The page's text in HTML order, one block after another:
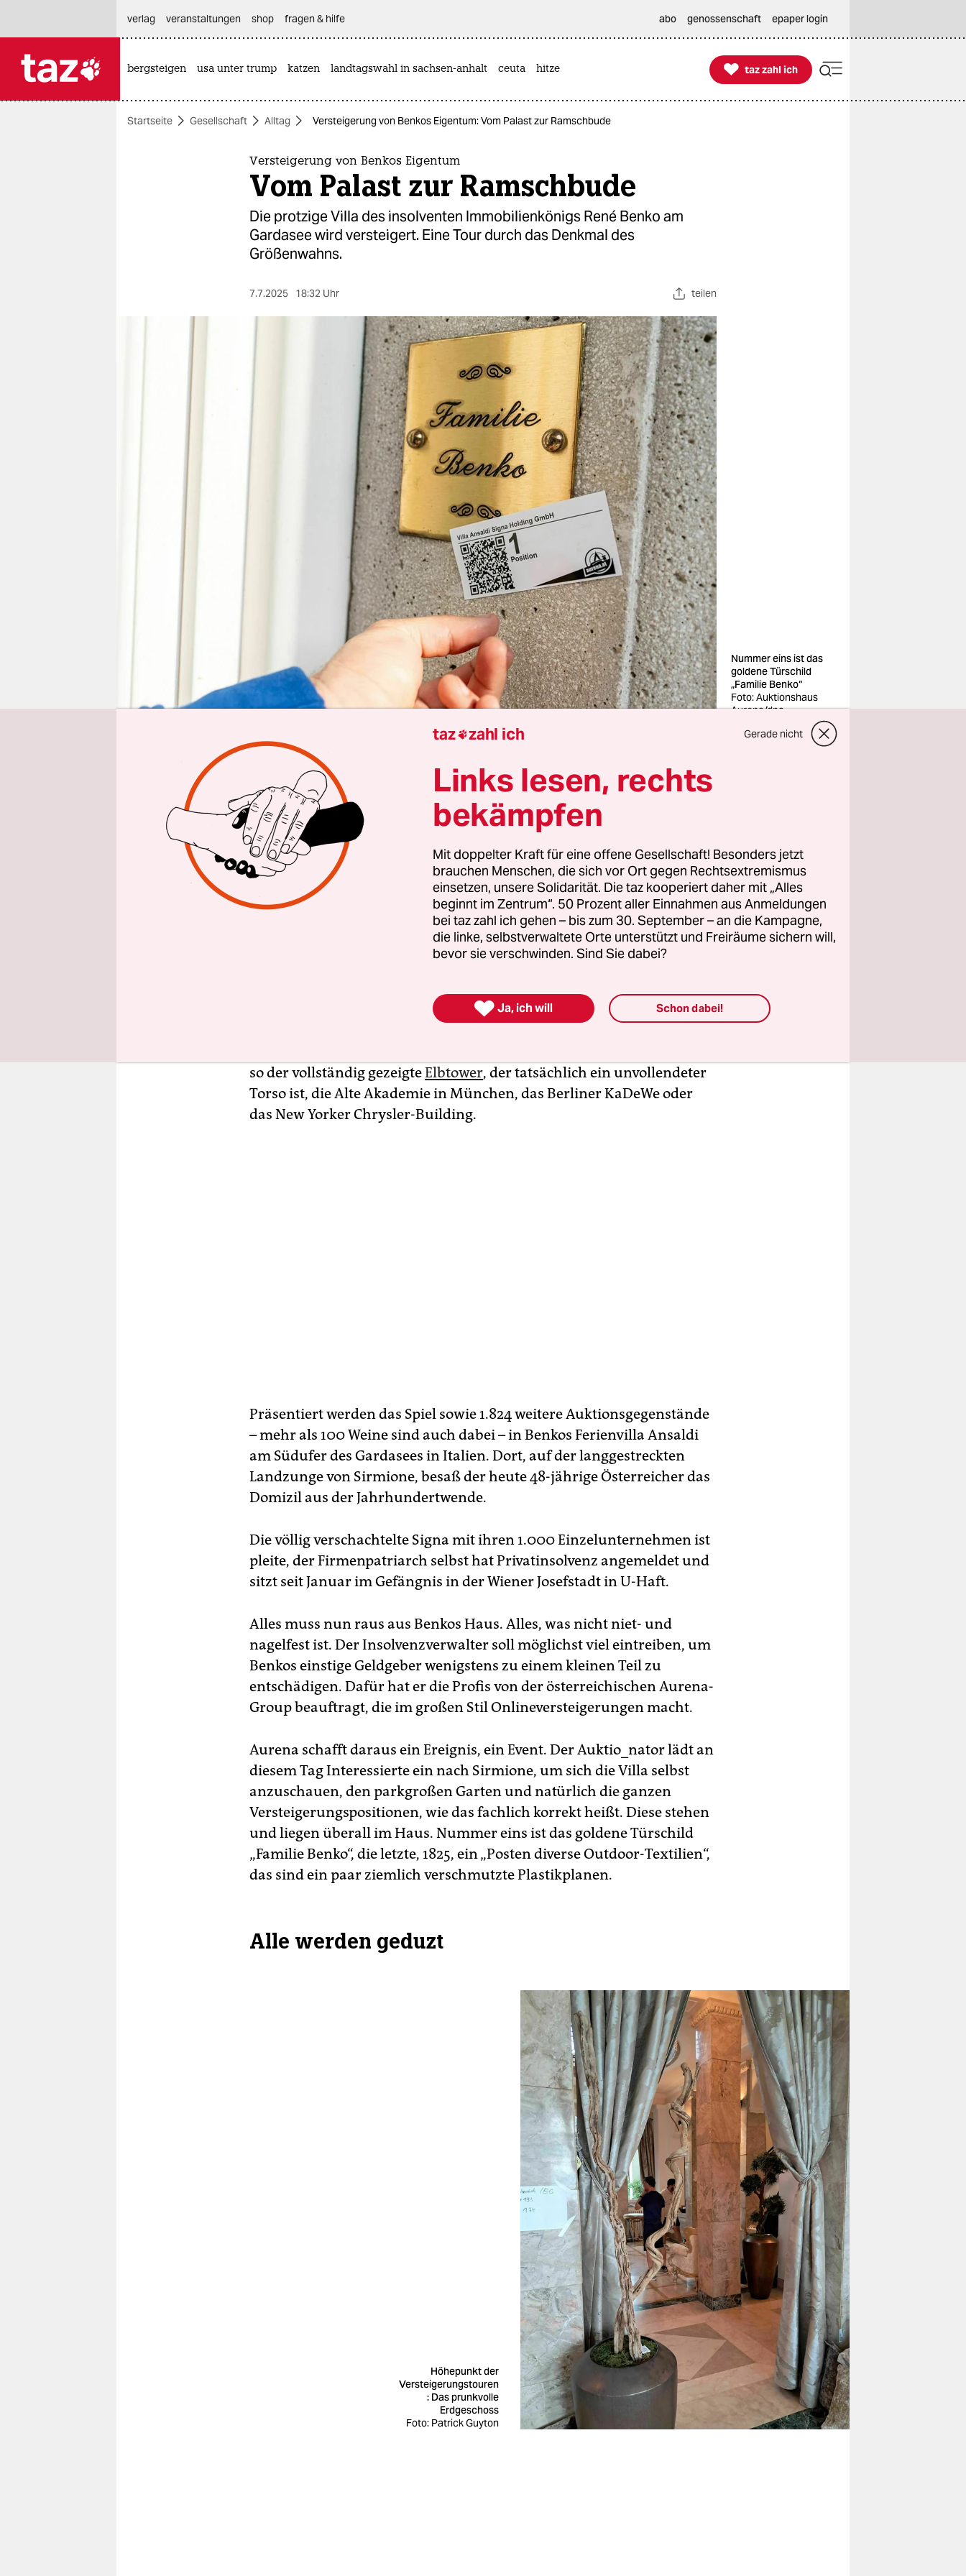
themen
verlag
veranstaltungen shop fragen & hilfe abo genossenschaft epaper login
bergsteigen usa unter trump katzen landtagswahl in sachsen-anhalt ceuta hitze 
taz zahl ich
taz zahl ich
Startseite Gesellschaft Alltag Versteigerung von Benkos Eigentum: Vom Palast zur Ramschbude
Versteigerung von Benkos Eigentum
Vom Palast zur Ramschbude
Die protzige Villa des insolventen Immobilienkönigs René Benko am
Gardasee wird versteigert. Eine Tour durch das Denkmal des
Größenwahns.
7.7.2025 18:32 Uhr teilen
Nummer eins ist das
goldene Türschild
„Familie Benko“
Foto: Auktionshaus
Aurena/dpa
Aus Sirmione Patrick Guyton
Inhaltsverzeichnis
taz
| An einem für ihn selbst geschaffenen Brettspiel lässt sich gut
ablesen, welches Bild der Mega-PleitierRené Benkovon sich selbst
hatte. „Signa-Monopoly“ steht groß auf dem Quadrat, benannt nach
untergegangener Signa-Unternehmensgruppe.
Projekte benannt und abgebildet, die der einstige
so der vollständig gezeigteElbtower, der tatsächlich ein unvollendeter
Torso ist, die Alte Akademie in München, das Berliner KaDeWe oder
das New Yorker Chrysler-Building.
Präsentiert werden das Spiel sowie 1.824 weitere Auktionsgegenstände
– mehr als 100 Weine sind auch dabei – in Benkos Ferienvilla Ansaldi
am Südufer des Gardasees in Italien. Dort, auf der langgestreckten
Landzunge von Sirmione, besaß der heute 48-jährige Österreicher das
Domizil aus der Jahrhundertwende.
Die völlig verschachtelte Signa mit ihren 1.000 Einzelunternehmen ist
pleite, der Firmenpatriarch selbst hat Privatinsolvenz angemeldet und
sitzt seit Januar im Gefängnis in der Wiener Josefstadt in U-Haft.
Alles muss nun raus aus Benkos Haus. Alles, was nicht niet- und
nagelfest ist. Der Insolvenz­verwalter soll möglichst viel eintreiben, um
Benkos einstige Geldgeber wenigstens zu einem kleinen Teil zu
entschädigen. Dafür hat er die Profis von der österreichischen Aurena-
Group beauftragt, die im großen Stil Onlineversteigerungen macht.
Aurena schafft daraus ein Ereignis, ein Event. Der Auktio_nator lädt an
diesem Tag Interessierte ein nach Sirmio­ne, um sich die Villa selbst
anzuschauen, den parkgroßen Garten und natürlich die ganzen
Versteigerungspositionen, wie das fachlich korrekt heißt. Diese stehen
und liegen überall im Haus. Nummer eins ist das goldene Türschild
„Familie Benko“, die letzte, 1825, ein „Posten diverse Outdoor-Textilien“,
das sind ein paar ziemlich verschmutzte Plastikplanen.
Alle werden geduzt
Höhepunkt der
Versteigerungstouren
: Das prunkvolle
Erdgeschoss
Foto: Patrick Guyton
taz zahl ich Gerade nicht
Links lesen, rechts
bekämpfen
Mit doppelter Kraft für eine offene Gesellschaft! Besonders jetzt
brauchen Menschen, die sich vor Ort gegen Rechtsextremismus
einsetzen, unsere Solidarität. Die taz kooperiert daher mit „Alles
beginnt im Zentrum“. 50 Prozent aller Einnahmen aus Anmeldungen
bei taz zahl ich gehen – bis zum 30. September – an die Kampagne,
die linke, selbstverwaltete Orte unterstützt und Freiräume sichern will,
bevor sie verschwinden. Sind Sie dabei?
 Ja, ich will Schon dabei!